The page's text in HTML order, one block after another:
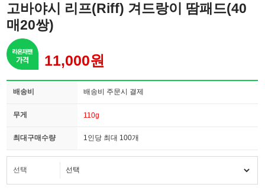
고바야시 리프(Riff) 겨드랑이 땀패드(40
매20쌍)
11,000원
배송비 배송비 주문시 결제
무게 110g
최대구매수량 1인당 최대 100개
선택